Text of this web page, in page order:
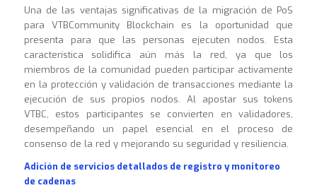
Una de las ventajas significativas de la migración de PoS
para VTBCommunity Blockchain es la oportunidad que
presenta para que las personas ejecuten nodos. Esta
característica solidifica aún más la red, ya que los
miembros de la comunidad pueden participar activamente
en la protección y validación de transacciones mediante la
ejecución de sus propios nodos. Al apostar sus tokens
VTBC, estos participantes se convierten en validadores,
desempeñando un papel esencial en el proceso de
consenso de la red y mejorando su seguridad y resiliencia.
Adición de servicios detallados de registro y monitoreo
de cadenas